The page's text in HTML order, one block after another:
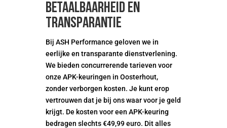
Betaalbaarheid en
transparantie
Bij ASH Performance geloven we in
eerlijke en transparante dienstverlening.
We bieden concurrerende tarieven voor
onze APK-keuringen in Oosterhout,
zonder verborgen kosten. Je kunt erop
vertrouwen dat je bij ons waar voor je geld
krijgt. De kosten voor een APK-keuring
bedragen slechts €49,99 euro. Dit alles